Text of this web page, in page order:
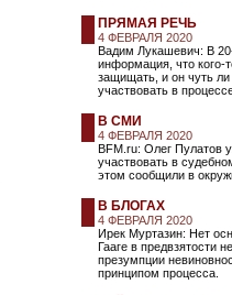
ПРЯМАЯ РЕЧЬ
4 ФЕВРАЛЯ 2020
Вадим Лукашевич: В
информация, что кого-
защищать, и он чуть
участвовать в
В СМИ
4 ФЕВРАЛЯ 2020
BFM.ru: Олег Пулатов
участвовать в
этом сообщили в
В БЛОГАХ
4 ФЕВРАЛЯ 2020
Ирек Муртазин: Нет
Гааге в предвзятости
презумпции
принципом процесса.